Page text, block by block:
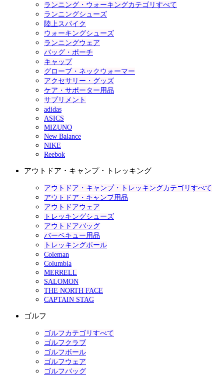
ランニング・ウォーキングカテゴリすべて
ランニングシューズ
陸上スパイク
ウォーキングシューズ
ランニングウェア
バッグ・ポーチ
キャップ
グローブ・ネックウォーマー
アクセサリー・グッズ
ケア・サポーター用品
サプリメント
adidas
ASICS
MIZUNO
New Balance
NIKE
Reebok
アウトドア・キャンプ・トレッキング
アウトドア・キャンプ・トレッキングカテゴリすべて
アウトドア・キャンプ用品
アウトドアウェア
トレッキングシューズ
アウトドアバッグ
バーベキュー用品
トレッキングポール
Coleman
Columbia
MERRELL
SALOMON
THE NORTH FACE
CAPTAIN STAG
ゴルフ
ゴルフカテゴリすべて
ゴルフクラブ
ゴルフボール
ゴルフウェア
ゴルフバッグ